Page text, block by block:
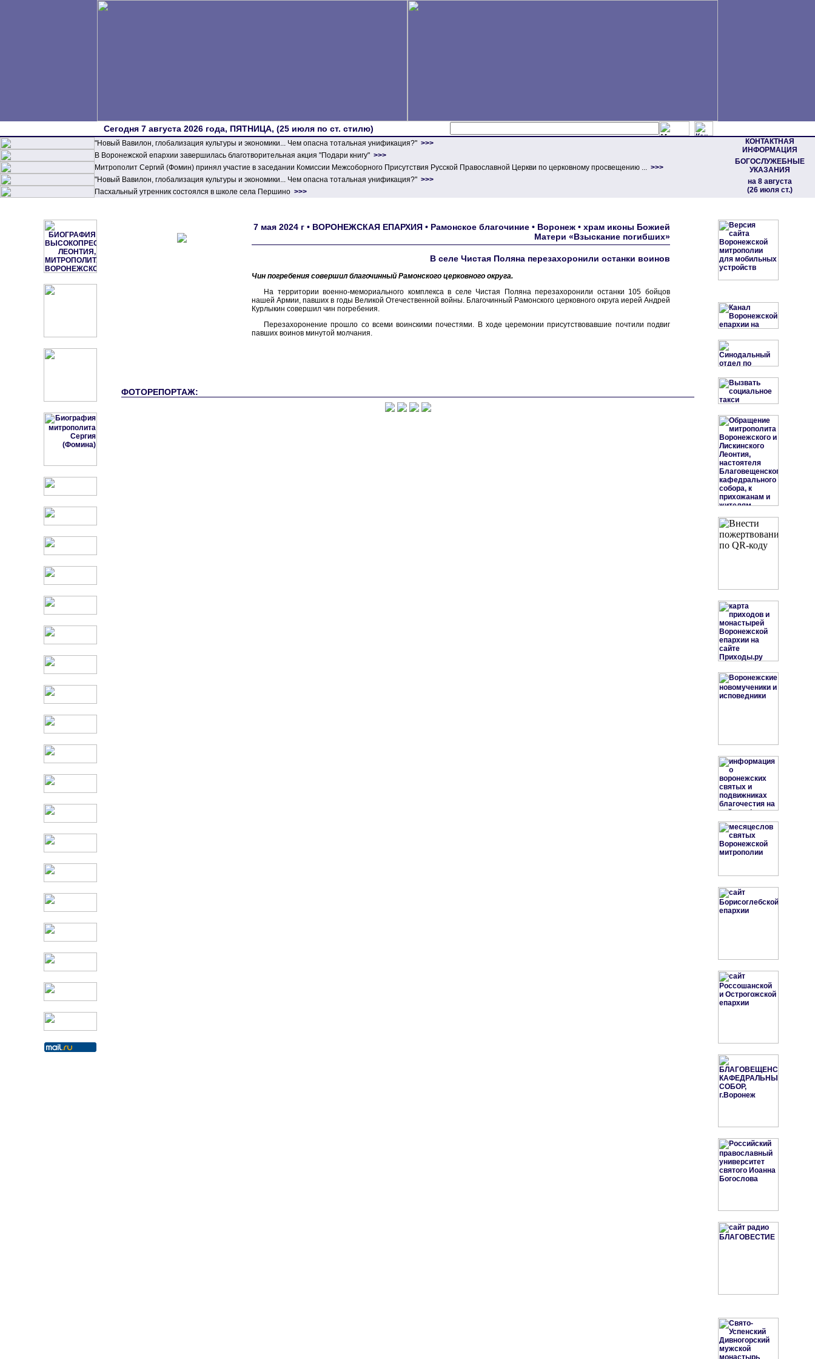
Сегодня 7 августа 2026 года, ПЯТНИЦА, (25 июля по ст. стилю)
"Новый Вавилон, глобализация культуры и экономики... Чем опасна тотальная унификация?" >>>
КОНТАКТНАЯ
ИНФОРМАЦИЯ
БОГОСЛУЖЕБНЫЕ
УКАЗАНИЯ
на 8 августа
(26 июля ст.)
В Воронежской епархии завершилась благотворительная акция "Подари книгу" >>>
Митрополит Сергий (Фомин) принял участие в заседании Комиссии Межсоборного Присутствия Русской Православной Церкви по церковному просвещению ... >>>
"Новый Вавилон, глобализация культуры и экономики... Чем опасна тотальная унификация?" >>>
Пасхальный утренник состоялся в школе села Першино >>>
7 мая 2024 г • ВОРОНЕЖСКАЯ ЕПАРХИЯ • Рамонское благочиние • Воронеж • храм иконы Божией
Матери «Взыскание погибших»
В селе Чистая Поляна перезахоронили останки воинов
Чин погребения совершил благочинный Рамонского церковного округа.
На территории военно-мемориального комплекса в селе Чистая Поляна перезахоронили останки 105 бойцов
нашей Армии, павших в годы Великой Отечественной войны. Благочинный Рамонского церковного округа иерей Андрей
Курлыкин совершил чин погребения.
Перезахоронение прошло со всеми воинскими почестями. В ходе церемонии присутствовавшие почтили подвиг
павших воинов минутой молчания.
ФОТОРЕПОРТАЖ: